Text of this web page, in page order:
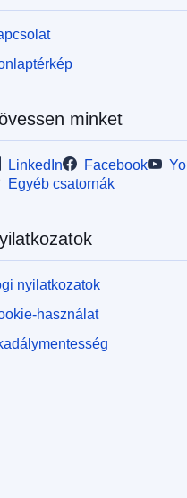
minket
LinkedIn Facebook
Egyéb csatornák
nyilatkozatok
használat